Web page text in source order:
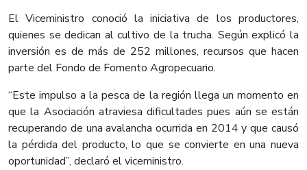
El Viceministro conoció la iniciativa de los productores,
quienes se dedican al cultivo de la trucha. Según explicó la
inversión es de más de 252 millones, recursos que hacen
parte del Fondo de Fomento Agropecuario.
“Este impulso a la pesca de la región llega un momento en
que la Asociación atraviesa dificultades pues aún se están
recuperando de una avalancha ocurrida en 2014 y que causó
la pérdida del producto, lo que se convierte en una nueva
oportunidad”, declaró el viceministro.